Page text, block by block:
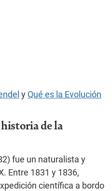
y Qué es la Evolución
de la
fue un naturalista y
Entre 1831 y 1836,
científica a bordo